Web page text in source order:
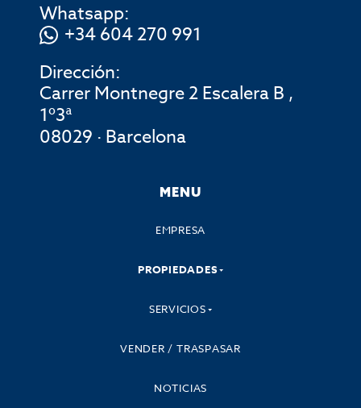
Whatsapp:
+34 604 270 991
Dirección:
Carrer Montnegre 2 Escalera B ,
1º3ª
08029 · Barcelona
MENU
EMPRESA
PROPIEDADES
SERVICIOS
VENDER / TRASPASAR
NOTICIAS